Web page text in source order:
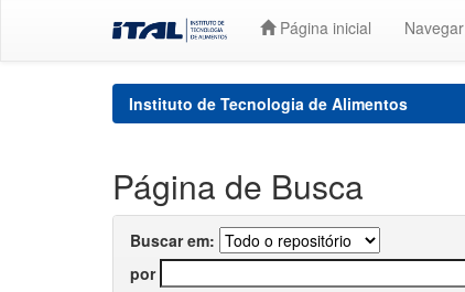
Página inicial Navegar
Instituto de Tecnologia de Alimentos
Página de Busca
Buscar em:
por